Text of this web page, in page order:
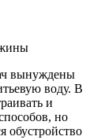
вынуждены
воду. В
и
но
обустройство